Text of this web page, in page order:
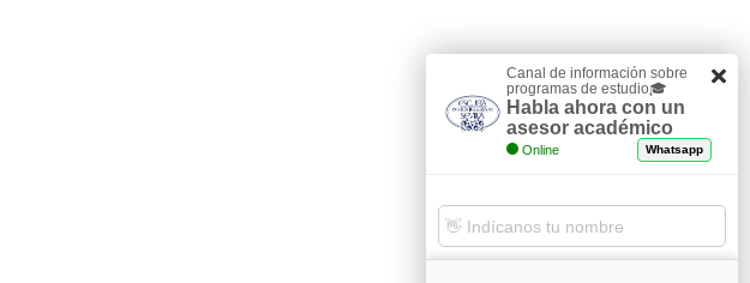
Canal de información sobre
programas de estudio🎓
Habla ahora con un
asesor académico
Online Whatsapp